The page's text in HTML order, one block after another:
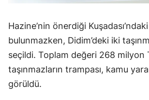
Hazine’nin önerdiği
bulunmazken, Didim’deki iki
seçildi. Toplam değeri 268 milyon
taşınmazların trampası, kamu
görüldü.